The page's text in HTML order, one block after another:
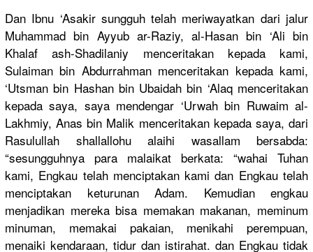
Dan Ibnu ‘Asakir sungguh telah meriwayatkan dari jalur
Muhammad bin Ayyub ar-Raziy, al-Hasan bin ‘Ali bin
Khalaf ash-Shadilaniy menceritakan kepada kami,
Sulaiman bin Abdurrahman menceritakan kepada kami,
‘Utsman bin Hashan bin Ubaidah bin ‘Alaq menceritakan
kepada saya, saya mendengar ‘Urwah bin Ruwaim al-
Lakhmiy, Anas bin Malik menceritakan kepada saya, dari
Rasulullah shallallohu alaihi wasallam bersabda:
“sesungguhnya para malaikat berkata: “wahai Tuhan
kami, Engkau telah menciptakan kami dan Engkau telah
menciptakan keturunan Adam. Kemudian engkau
menjadikan mereka bisa memakan makanan, meminum
minuman, memakai pakaian, menikahi perempuan,
menaiki kendaraan, tidur dan istirahat. dan Engkau tidak